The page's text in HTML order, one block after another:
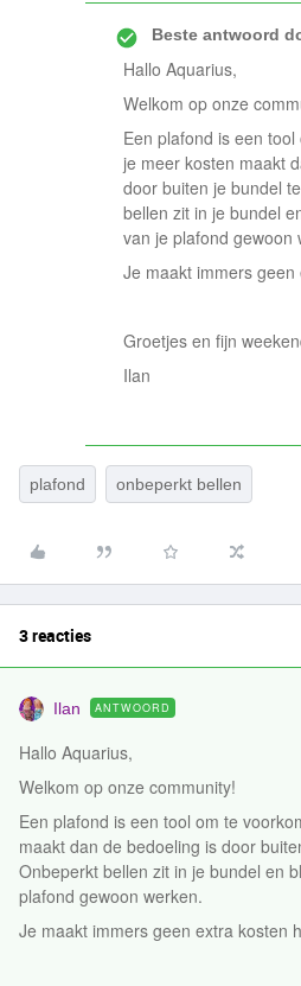
Beste antwoord
Hallo Aquarius,
Welkom op onze
Een plafond is een
je meer kosten maakt
door buiten je bundel
bellen zit in je bundel
van je plafond gewoon
Je maakt immers
Groetjes en fijn
Ilan
plafond onbeperkt bellen
3 reacties
Ilan ANTWOORD
Hallo Aquarius,
Welkom op onze community!
Een plafond is een tool om te
maakt dan de bedoeling is door
Onbeperkt bellen zit in je bundel en
plafond gewoon werken.
Je maakt immers geen extra kosten